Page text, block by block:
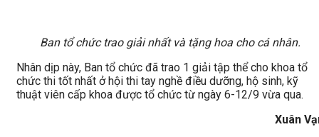
Ban tổ chức trao giải nhất và tặng hoa cho cá nhân.
Nhân dịp này, Ban tổ chức đã trao 1 giải tập thể cho khoa tổ
chức thi tốt nhất ở hội thi tay nghề điều dưỡng, hộ sinh, kỹ
thuật viên cấp khoa được tổ chức từ ngày 6-12/9 vừa qua.
Xuân